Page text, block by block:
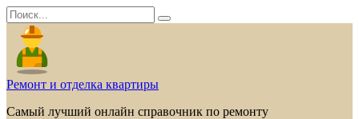
Перейти
к
содержанию
Search
for:
Ремонт и отделка квартиры
Самый лучший онлайн справочник по ремонту